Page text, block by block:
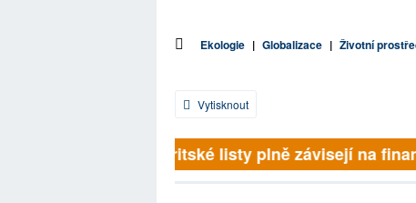
Ekologie | Globalizace | Životní
Vytisknout
Britské listy plně závisejí na